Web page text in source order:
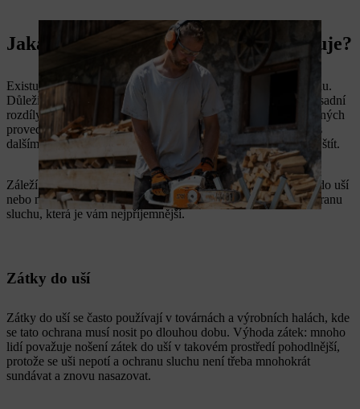
Jaká ochrana sluchu proti hluku existuje?
Existují dvě základní formy: zátkové a mušlové chrániče sluchu.
Důležité: Ochrana je stejná – v tlumení hluku nejsou žádné zásadní
rozdíly. Obě formy ochrany sluchu jsou nyní k dispozici v různých
provedeních pro různé účely použití. Lze je také kombinovat s
dalšími ochrannými prostředky, jako je přilba nebo obličejový štít.
Záleží jen na vás, jakou formu si nakonec zvolíte – zda zátky do uší
nebo mušlové chrániče. Zpravidla je dobré zvolit takovou ochranu
sluchu, která je vám nejpříjemnější.
Zátky do uší
Zátky do uší se často používají v továrnách a výrobních halách, kde
se tato ochrana musí nosit po dlouhou dobu. Výhoda zátek: mnoho
lidí považuje nošení zátek do uší v takovém prostředí pohodlnější,
protože se uši nepotí a ochranu sluchu není třeba mnohokrát
sundávat a znovu nasazovat.